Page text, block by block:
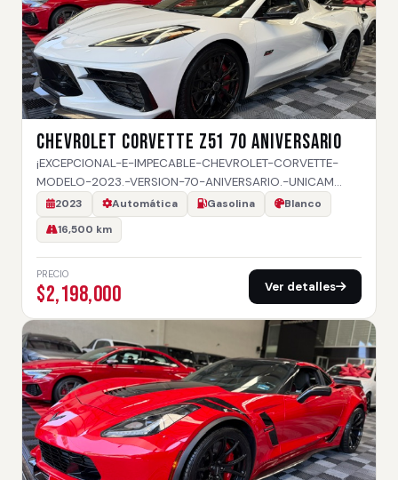
CHEVROLET CORVETTE Z51 70 ANIVERSARIO
¡EXCEPCIONAL-E-IMPECABLE-CHEVROLET-CORVETTE-
MODELO-2023.-VERSION-70-ANIVERSARIO.-UNICAM…
2023 Automática Gasolina
Blanco
16,500 km
PRECIO
$2,198,000 Ver detalles